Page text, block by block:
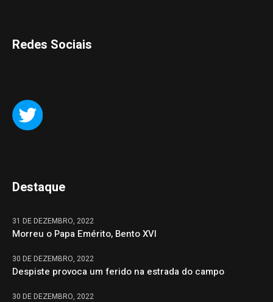
Redes Sociais
Destaque
31 DE DEZEMBRO, 2022
Morreu o Papa Emérito, Bento XVI
30 DE DEZEMBRO, 2022
Despiste provoca um ferido na estrada do campo
30 DE DEZEMBRO, 2022